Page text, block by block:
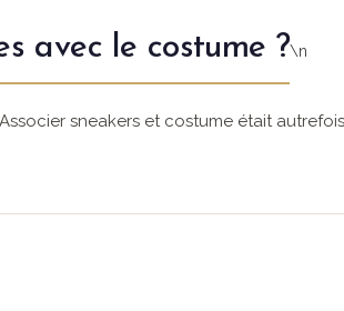
avec le costume ?\n
sneakers et costume était